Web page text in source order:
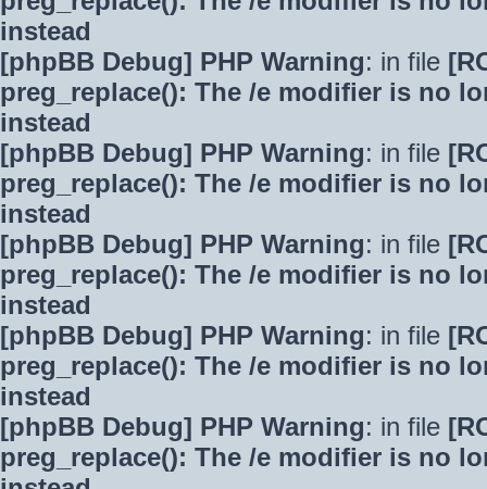
instead
[phpBB Debug] PHP Warning: in file
preg_replace(): The /e modifier is no
instead
[phpBB Debug] PHP Warning: in file
preg_replace(): The /e modifier is no
instead
[phpBB Debug] PHP Warning: in file
preg_replace(): The /e modifier is no
instead
[phpBB Debug] PHP Warning: in file
preg_replace(): The /e modifier is no
instead
[phpBB Debug] PHP Warning: in file
preg_replace(): The /e modifier is no